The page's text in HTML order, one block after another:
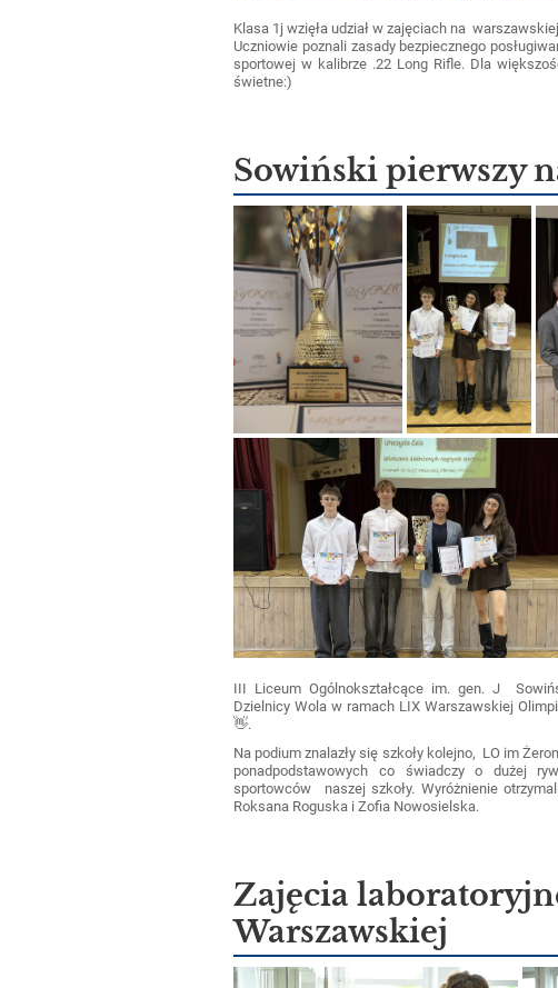
Klasa 1j wzięła udział w zajęciach na
Uczniowie poznali zasady bezpiecznego
sportowej w kalibrze .22 Long Rifle. Dla
świetne:)
Sowiński pierwszy
III Liceum Ogólnokształcące im. gen. J
Dzielnicy Wola w ramach LIX Warszawskiej
👋.
Na podium znalazły się szkoły kolejno, LO im
ponadpodstawowych co świadczy o dużej
sportowców naszej szkoły. Wyróżnienie
Roksana Roguska i Zofia Nowosielska.
Zajęcia
Warszawskiej